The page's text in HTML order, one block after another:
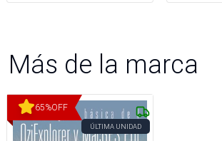
Más de la marca
65%OFF
ÚLTIMA UNIDAD